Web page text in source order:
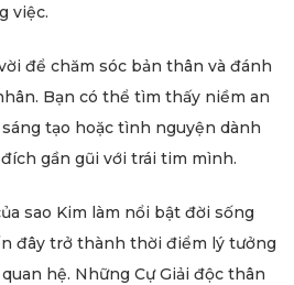
việc.
để chăm sóc bản thân và đánh
Bạn có thể tìm thấy niềm an
tạo hoặc tình nguyện dành
gần gũi với trái tim mình.
sao Kim làm nổi bật đời sống
đây trở thành thời điểm lý tưởng
hệ. Những Cự Giải độc thân